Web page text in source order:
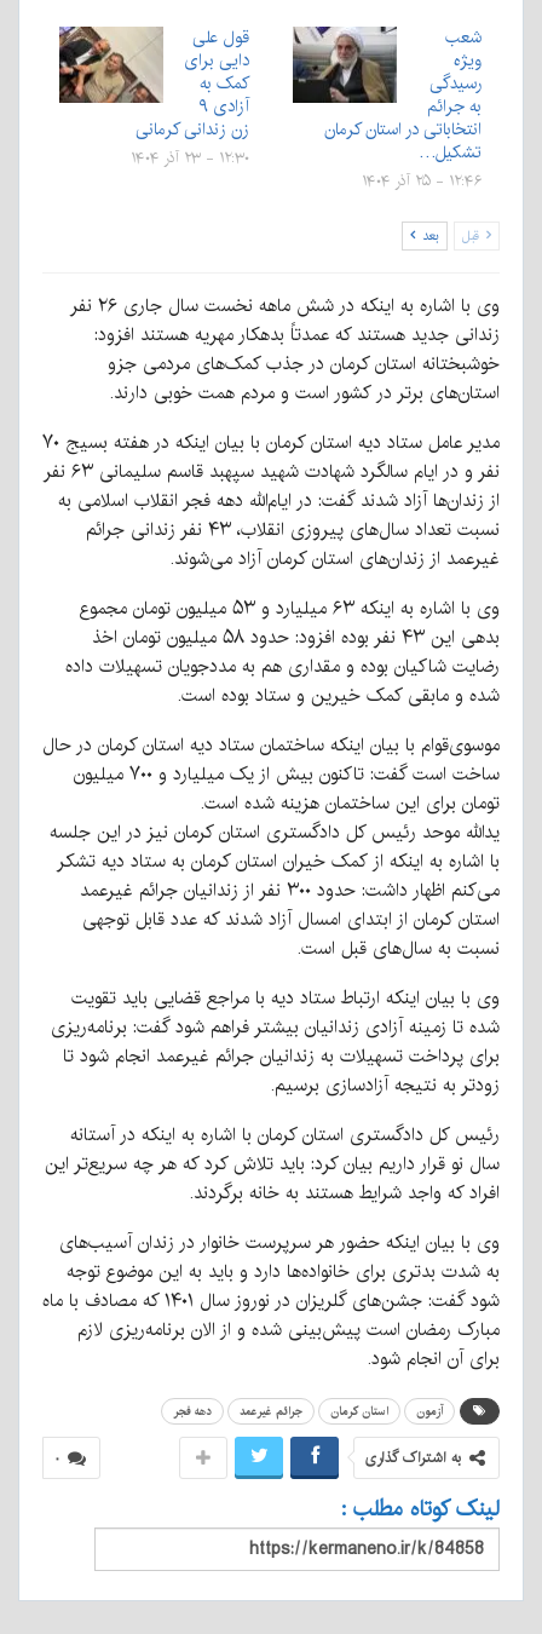
شعب
ویژه
رسیدگی
به جرائم
انتخاباتی در استان کرمان
تشکیل…
۱۲:۴۶ - ۲۵ آذر ۱۴۰۴
قول علی
دایی برای
کمک به
آزادی ۹
زن زندانی کرمانی
۱۲:۳۰ - ۲۳ آذر ۱۴۰۴
قبل بعد
وی با اشاره به اینکه در شش ماهه نخست سال جاری ۲۶ نفر
زندانی جدید هستند که عمدتاً بدهکار مهریه هستند افزود:
خوشبختانه استان کرمان در جذب کمک‌های مردمی جزو
استان‌های برتر در کشور است و مردم همت خوبی دارند.
مدیر عامل ستاد دیه استان کرمان با بیان اینکه در هفته بسیج ۷۰
نفر و در ایام سالگرد شهادت شهید سپهبد قاسم سلیمانی ۶۳ نفر
از زندان‌ها آزاد شدند گفت: در ایام‌الله دهه فجر انقلاب اسلامی به
نسبت تعداد سال‌های پیروزی انقلاب، ۴۳ نفر زندانی جرائم
غیرعمد از زندان‌های استان کرمان آزاد می‌شوند.
وی با اشاره به اینکه ۶۳ میلیارد و ۵۳ میلیون تومان مجموع
بدهی این ۴۳ نفر بوده افزود: حدود ۵۸ میلیون تومان اخذ
رضایت شاکیان بوده و مقداری هم به مددجویان تسهیلات داده
شده و مابقی کمک خیرین و ستاد بوده است.
موسوی‌قوام با بیان اینکه ساختمان ستاد دیه استان کرمان در حال
ساخت است گفت: تاکنون بیش از یک میلیارد و ۷۰۰ میلیون
تومان برای این ساختمان هزینه شده است.
یدالله موحد رئیس کل دادگستری استان کرمان نیز در این جلسه
با اشاره به اینکه از کمک خیران استان کرمان به ستاد دیه تشکر
می‌کنم اظهار داشت: حدود ۳۰۰ نفر از زندانیان جرائم غیرعمد
استان کرمان از ابتدای امسال آزاد شدند که عدد قابل توجهی
نسبت به سال‌های قبل است.
وی با بیان اینکه ارتباط ستاد دیه با مراجع قضایی باید تقویت
شده تا زمینه آزادی زندانیان بیشتر فراهم شود گفت: برنامه‌ریزی
برای پرداخت تسهیلات به زندانیان جرائم غیرعمد انجام شود تا
زودتر به نتیجه آزادسازی برسیم.
رئیس کل دادگستری استان کرمان با اشاره به اینکه در آستانه
سال نو قرار داریم بیان کرد: باید تلاش کرد که هر چه سریع‌تر این
افراد که واجد شرایط هستند به خانه برگردند.
وی با بیان اینکه حضور هر سرپرست خانوار در زندان آسیب‌های
به‌ شدت بدتری برای خانواده‌ها دارد و باید به این موضوع توجه
شود گفت: جشن‌های گلریزان در نوروز سال ۱۴۰۱ که مصادف با ماه
مبارک رمضان است پیش‌بینی شده و از الان برنامه‌ریزی لازم
برای آن انجام شود.
آزمون استان کرمان جرائم غیرعمد دهه فجر
۰ به اشتراک گذاری
لینک کوتاه مطلب :